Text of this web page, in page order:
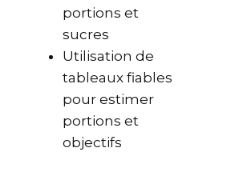
portions et
sucres
Utilisation de
tableaux fiables
pour estimer
portions et
objectifs